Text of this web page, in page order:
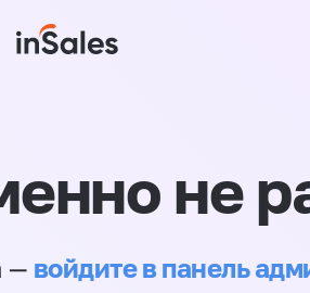
не
— войдите в панель